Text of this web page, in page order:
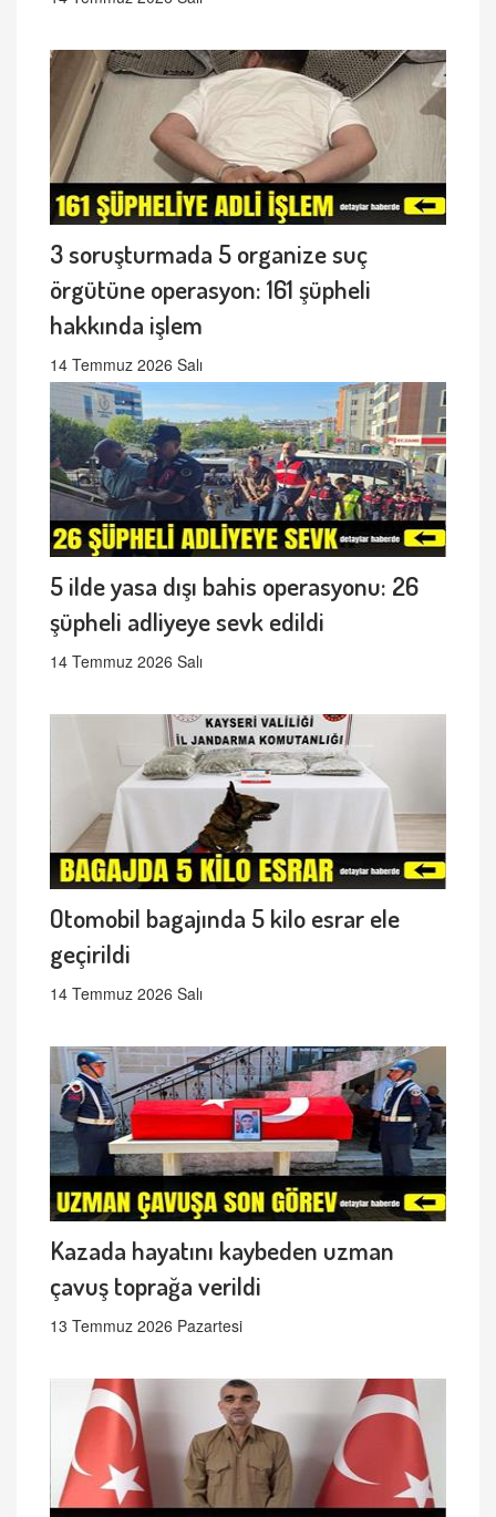
3 soruşturmada 5 organize suç
örgütüne operasyon: 161 şüpheli
hakkında işlem
14 Temmuz 2026 Salı
5 ilde yasa dışı bahis operasyonu: 26
şüpheli adliyeye sevk edildi
14 Temmuz 2026 Salı
Otomobil bagajında 5 kilo esrar ele
geçirildi
14 Temmuz 2026 Salı
Kazada hayatını kaybeden uzman
çavuş toprağa verildi
13 Temmuz 2026 Pazartesi